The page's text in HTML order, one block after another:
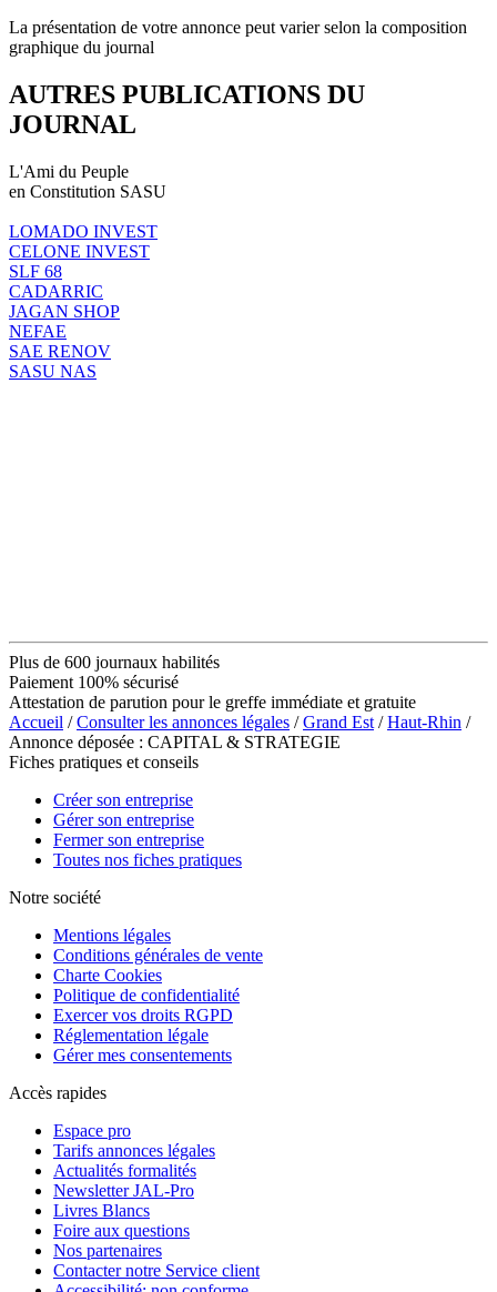
La présentation de votre annonce peut varier selon la composition
graphique du journal
AUTRES PUBLICATIONS DU
JOURNAL
L'Ami du Peuple
en Constitution SASU
LOMADO INVEST
CELONE INVEST
SLF 68
CADARRIC
JAGAN SHOP
NEFAE
SAE RENOV
SASU NAS
Plus de 600 journaux habilités
Paiement 100% sécurisé
Attestation de parution pour le greffe immédiate et gratuite
Accueil /Consulter les annonces légales /Grand Est /Haut-Rhin /
Annonce déposée : CAPITAL & STRATEGIE
Fiches pratiques et conseils
Créer son entreprise
Gérer son entreprise
Fermer son entreprise
Toutes nos fiches pratiques
Notre société
Mentions légales
Conditions générales de vente
Charte Cookies
Politique de confidentialité
Exercer vos droits RGPD
Réglementation légale
Gérer mes consentements
Accès rapides
Espace pro
Tarifs annonces légales
Actualités formalités
Newsletter JAL-Pro
Livres Blancs
Foire aux questions
Nos partenaires
Contacter notre Service client